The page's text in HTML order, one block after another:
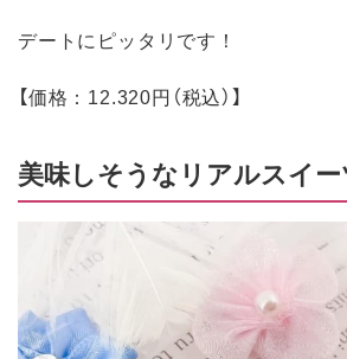
デートにピッタリです！
【価格：12.320円（税込）】
美味しそうなリアルスイ